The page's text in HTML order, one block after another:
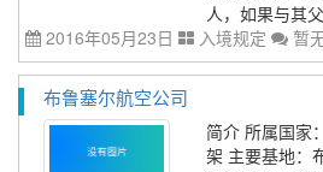
人，如果与其
2016年05月23日
入境规定 暂
布鲁塞尔航空公司
简介 所属国家
架 主要基地：